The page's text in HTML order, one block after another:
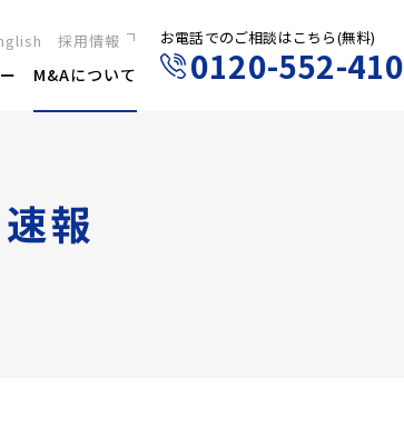
採用情報
新卒採用
キャリア採用
M&Aについて
お電話でのご相談はこちら(無料)
0120-552-410
報